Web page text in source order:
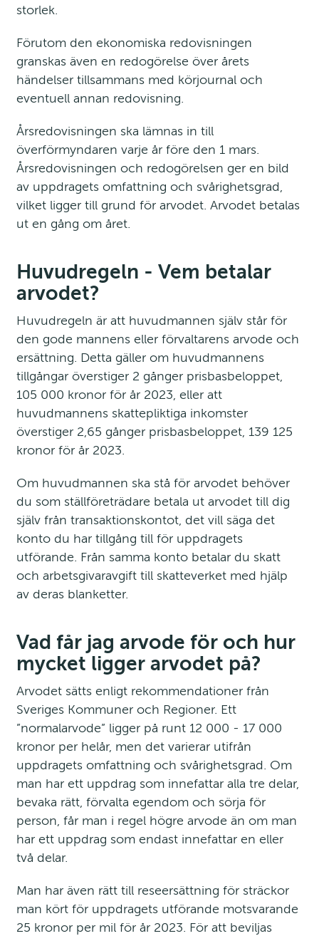
storlek.
Förutom den ekonomiska redovisningen
granskas även en redogörelse över årets
händelser tillsammans med körjournal och
eventuell annan redovisning.
Årsredovisningen ska lämnas in till
överförmyndaren varje år före den 1 mars.
Årsredovisningen och redogörelsen ger en bild
av uppdragets omfattning och svårighetsgrad,
vilket ligger till grund för arvodet. Arvodet betalas
ut en gång om året.
Huvudregeln - Vem betalar
arvodet?
Huvudregeln är att huvudmannen själv står för
den gode mannens eller förvaltarens arvode och
ersättning. Detta gäller om huvudmannens
tillgångar överstiger 2 gånger prisbasbeloppet,
105 000 kronor för år 2023, eller att
huvudmannens skattepliktiga inkomster
överstiger 2,65 gånger prisbasbeloppet, 139 125
kronor för år 2023.
Om huvudmannen ska stå för arvodet behöver
du som ställföreträdare betala ut arvodet till dig
själv från transaktionskontot, det vill säga det
konto du har tillgång till för uppdragets
utförande. Från samma konto betalar du skatt
och arbetsgivaravgift till skatteverket med hjälp
av deras blanketter.
Vad får jag arvode för och hur
mycket ligger arvodet på?
Arvodet sätts enligt rekommendationer från
Sveriges Kommuner och Regioner. Ett
”normalarvode” ligger på runt 12 000 - 17 000
kronor per helår, men det varierar utifrån
uppdragets omfattning och svårighetsgrad. Om
man har ett uppdrag som innefattar alla tre delar,
bevaka rätt, förvalta egendom och sörja för
person, får man i regel högre arvode än om man
har ett uppdrag som endast innefattar en eller
två delar.
Man har även rätt till reseersättning för sträckor
man kört för uppdragets utförande motsvarande
25 kronor per mil för år 2023. För att beviljas